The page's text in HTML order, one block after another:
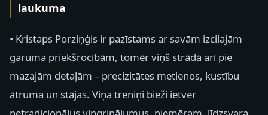
laukuma
• Kristaps Porziņģis ir pazīstams ar savām izcilajām
garuma priekšrocībām, tomēr viņš strādā arī pie
mazajām detaļām – precizitātes metienos, kustību
ātruma un stājas. Viņa treniņi bieži ietver